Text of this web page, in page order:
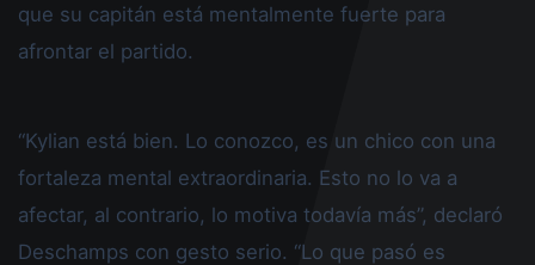
que su capitán está mentalmente fuerte para
afrontar el partido.
“Kylian está bien. Lo conozco, es un chico con una
fortaleza mental extraordinaria. Esto no lo va a
afectar, al contrario, lo motiva todavía más”, declaró
Deschamps con gesto serio. “Lo que pasó es